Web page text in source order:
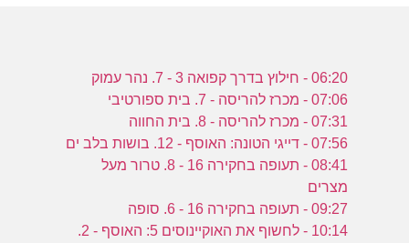
06:20 - חילוץ בדרך קפואה 3 - 7. נהר עמוק
07:06 - מכרז להריסה - 7. בית ספורטיבי
07:31 - מכרז להריסה - 8. בית החווה
07:56 - דייגי הטונה: האוסף - 12. בושות בלב ים
08:41 - תעופה בחקירה 16 - 8. טרור מעל
מצרים
09:27 - תעופה בחקירה 16 - 6. סופה
10:14 - לחשוף את האוקיינוסים 5: האוסף - 2.